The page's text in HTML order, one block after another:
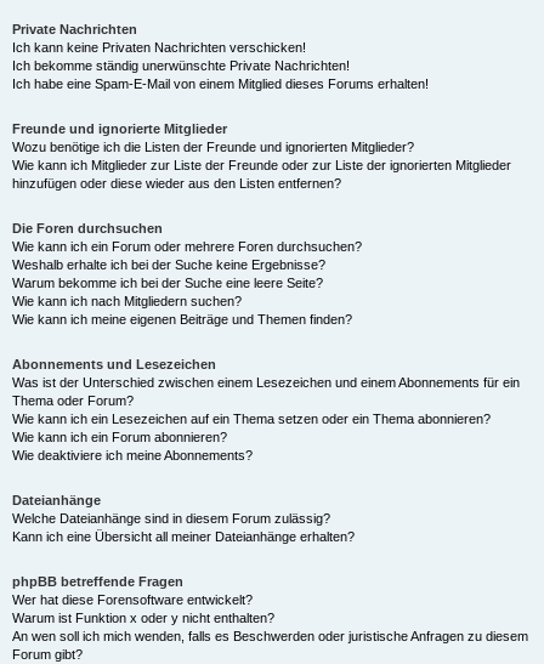
Private Nachrichten
Ich kann keine Privaten Nachrichten verschicken!
Ich bekomme ständig unerwünschte Private Nachrichten!
Ich habe eine Spam-E-Mail von einem Mitglied dieses Forums erhalten!
Freunde und ignorierte Mitglieder
Wozu benötige ich die Listen der Freunde und ignorierten Mitglieder?
Wie kann ich Mitglieder zur Liste der Freunde oder zur Liste der ignorierten Mitglieder
hinzufügen oder diese wieder aus den Listen entfernen?
Die Foren durchsuchen
Wie kann ich ein Forum oder mehrere Foren durchsuchen?
Weshalb erhalte ich bei der Suche keine Ergebnisse?
Warum bekomme ich bei der Suche eine leere Seite?
Wie kann ich nach Mitgliedern suchen?
Wie kann ich meine eigenen Beiträge und Themen finden?
Abonnements und Lesezeichen
Was ist der Unterschied zwischen einem Lesezeichen und einem Abonnements für ein
Thema oder Forum?
Wie kann ich ein Lesezeichen auf ein Thema setzen oder ein Thema abonnieren?
Wie kann ich ein Forum abonnieren?
Wie deaktiviere ich meine Abonnements?
Dateianhänge
Welche Dateianhänge sind in diesem Forum zulässig?
Kann ich eine Übersicht all meiner Dateianhänge erhalten?
phpBB betreffende Fragen
Wer hat diese Forensoftware entwickelt?
Warum ist Funktion x oder y nicht enthalten?
An wen soll ich mich wenden, falls es Beschwerden oder juristische Anfragen zu diesem
Forum gibt?